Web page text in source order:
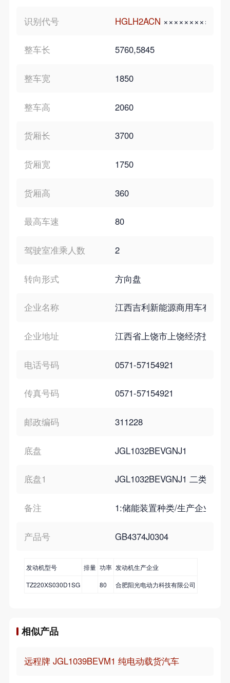
识别代号 HGLH2ACN ×××××××××
整车长 5760,5845
整车宽 1850
整车高 2060
货厢长 3700
货厢宽 1750
货厢高 360
最高车速 80
驾驶室准乘人数 2
转向形式 方向盘
企业名称 江西吉利新能源商用车有限
企业地址 江西省上饶市上饶经济技术
电话号码 0571-57154921
传真号码 0571-57154921
邮政编码 311228
底盘 JGL1032BEVGNJ1
底盘1 JGL1032BEVGNJ1 二类 江
备注 1:储能装置种类/生产企业:磷
产品号 GB4374J0304
发动机型号 排量 功率 发动机生产企业
TZ220XS030D1SG
80 合肥阳光电动力科技有限公司
相似产品
远程牌 JGL1039BEVM1 纯电动载货汽车